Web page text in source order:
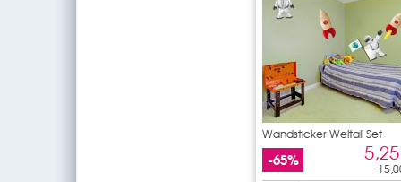
Wandsticker Weltall Set
-65%